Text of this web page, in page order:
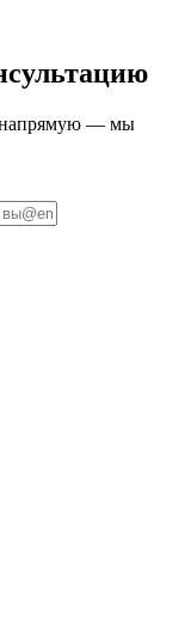
напрямую — мы